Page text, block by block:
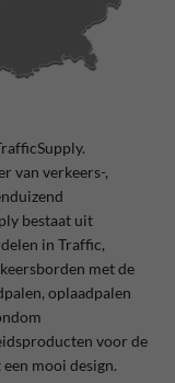
van verkeers-,
bestaat uit
in Traffic,
met de
oplaadpalen
voor de
mooi design.